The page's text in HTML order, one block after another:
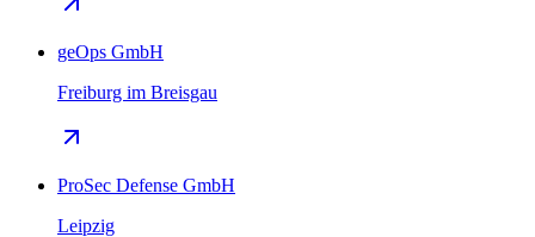
geOps GmbH
Freiburg im Breisgau
ProSec Defense GmbH
Leipzig